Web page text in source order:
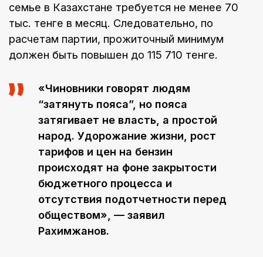
семье в Казахстане требуется не менее 70
тыс. тенге в месяц. Следовательно, по
расчетам партии, прожиточный минимум
должен быть повышен до 115 710 тенге.
«Чиновники говорят людям
“затянуть пояса”, но пояса
затягивает не власть, а простой
народ. Удорожание жизни, рост
тарифов и цен на бензин
происходят на фоне закрытости
бюджетного процесса и
отсутствия подотчетности перед
обществом», — заявил
Рахимжанов.